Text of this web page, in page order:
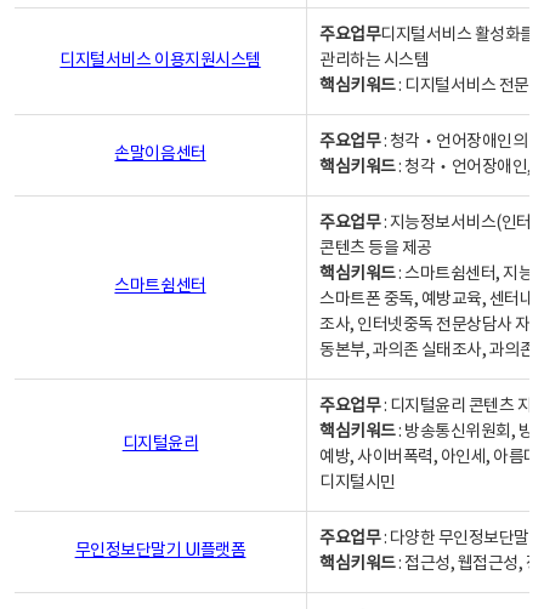
디지털서비스 이용지원시스템
주요업무디지털서비스 활성화를
관리하는 시스템
핵심키워드: 디지털서비스 전문
손말이음센터
주요업무: 청각‧언어장애인의
핵심키워드: 청각‧언어장애인,
스마트쉼센터
주요업무: 지능정보서비스(인터
콘텐츠 등을 제공
핵심키워드: 스마트쉼센터, 지능
스마트폰 중독, 예방교육, 센터내
조사, 인터넷중독 전문상담사 자
동본부, 과의존 실태조사, 과의존
디지털윤리
주요업무: 디지털윤리 콘텐츠 지
핵심키워드: 방송통신위원회, 방
예방, 사이버폭력, 아인세, 아름
디지털시민
무인정보단말기 UI플랫폼
주요업무: 다양한 무인정보단말
핵심키워드: 접근성, 웹접근성,